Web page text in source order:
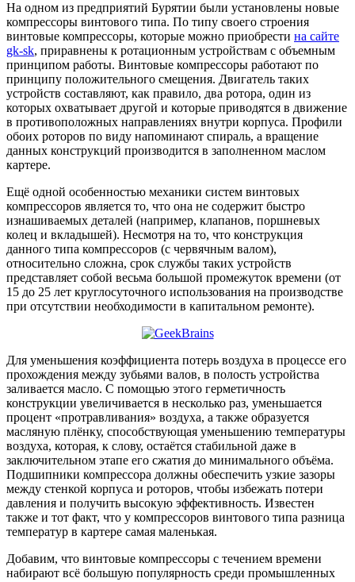
На одном из предприятий Бурятии были установлены новые
компрессоры винтового типа. По типу своего строения
винтовые компрессоры, которые можно приобрести на сайте
gk-sk, приравнены к ротационным устройствам с объемным
принципом работы. Винтовые компрессоры работают по
принципу положительного смещения. Двигатель таких
устройств составляют, как правило, два ротора, один из
которых охватывает другой и которые приводятся в движение
в противоположных направлениях внутри корпуса. Профили
обоих роторов по виду напоминают спираль, а вращение
данных конструкций производится в заполненном маслом
картере.
Ещё одной особенностью механики систем винтовых
компрессоров является то, что она не содержит быстро
изнашиваемых деталей (например, клапанов, поршневых
колец и вкладышей). Несмотря на то, что конструкция
данного типа компрессоров (с червячным валом),
относительно сложна, срок службы таких устройств
представляет собой весьма большой промежуток времени (от
15 до 25 лет круглосуточного использования на производстве
при отсутствии необходимости в капитальном ремонте).
Для уменьшения коэффициента потерь воздуха в процессе его
прохождения между зубьями валов, в полость устройства
заливается масло. С помощью этого герметичность
конструкции увеличивается в несколько раз, уменьшается
процент «протравливания» воздуха, а также образуется
масляную плёнку, способствующая уменьшению температуры
воздуха, которая, к слову, остаётся стабильной даже в
заключительном этапе его сжатия до минимального объёма.
Подшипники компрессора должны обеспечить узкие зазоры
между стенкой корпуса и роторов, чтобы избежать потери
давления и получить высокую эффективность. Известен
также и тот факт, что у компрессоров винтового типа разница
температур в картере самая маленькая.
Добавим, что винтовые компрессоры с течением времени
набирают всё большую популярность среди промышленных